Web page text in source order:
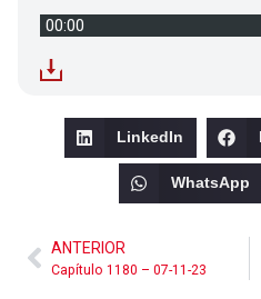
00:00
LinkedIn
WhatsApp
ANTERIOR
Capítulo 1180 – 07-11-23